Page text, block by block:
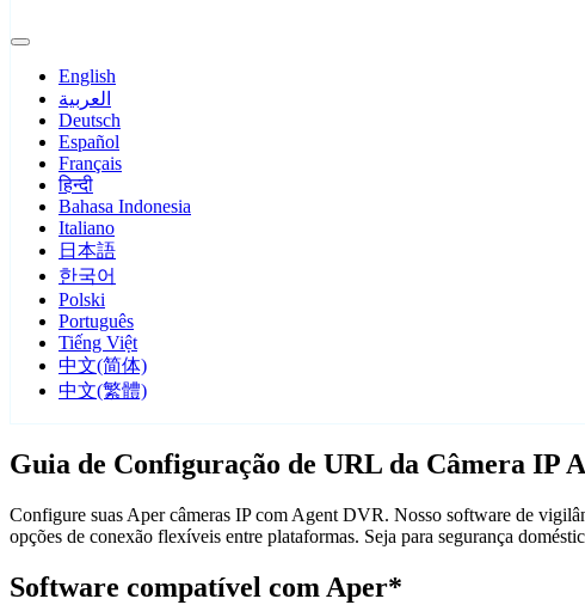
English
العربية
Deutsch
Español
Français
हिन्दी
Bahasa Indonesia
Italiano
日本語
한국어
Polski
Português
Tiếng Việt
中文(简体)
中文(繁體)
Guia de Configuração de URL da Câmera IP
Configure suas Aper câmeras IP com Agent DVR. Nosso software de
opções de conexão flexíveis entre plataformas. Seja para segurança
Software compatível com Aper*